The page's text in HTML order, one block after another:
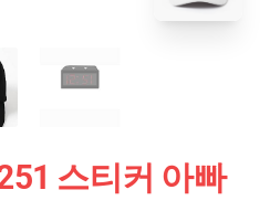
스티커 아빠